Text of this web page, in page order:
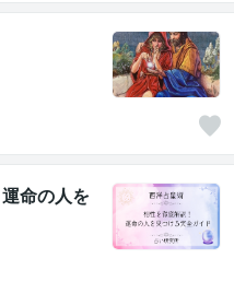
命の人を